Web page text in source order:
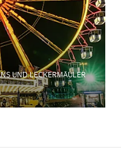
UND LECKERMÄULER